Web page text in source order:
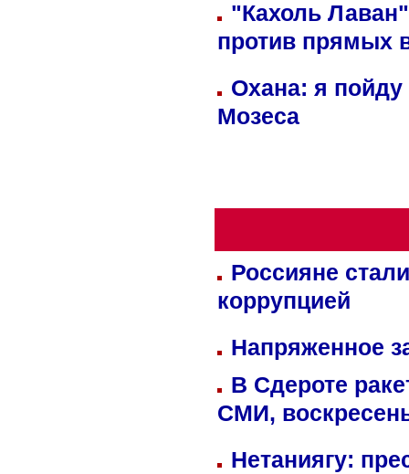
"Кахоль
против прямых
Охана: я пойду
Мозеса
Россияне
коррупцией
Напряженное
В Сдероте
СМИ,
Нетаниягу: